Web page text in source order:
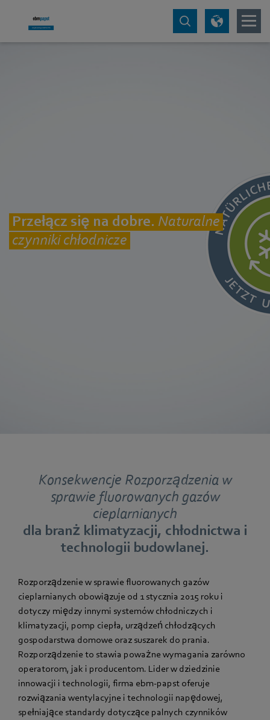
Przełącz się na dobre. Naturalne
czynniki chłodnicze
Konsekwencje Rozporządzenia w
sprawie fluorowanych gazów
cieplarnianych
dla branż klimatyzacji, chłodnictwa i
technologii budowlanej.
Rozporządzenie w sprawie fluorowanych gazów
cieplarnianych obowiązuje od 1 stycznia 2015 roku i
dotyczy między innymi systemów chłodniczych i
klimatyzacji, pomp ciepła, urządzeń chłodzących
gospodarstwa domowe oraz suszarek do prania.
Rozporządzenie to stawia poważne wymagania zarówno
operatorom, jak i producentom. Lider w dziedzinie
innowacji i technologii, firma ebm‑papst oferuje
rozwiązania wentylacyjne i technologii napędowej,
spełniające standardy dotyczące palnych czynników